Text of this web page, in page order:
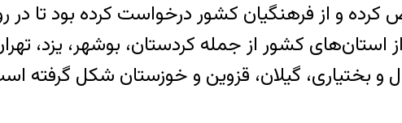
کشور از جمله کردستان، بوشهر، یزد،
و بختیاری، گیلان، قزوین و خوزستان شکل گرفته